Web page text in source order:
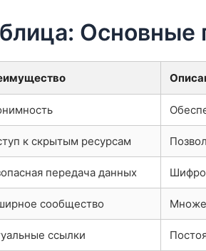
Основные
к скрытым ресурсам
передача данных
сообщество
ссылки